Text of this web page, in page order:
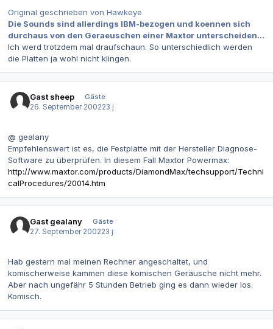
Original geschrieben von Hawkeye
Die Sounds sind allerdings IBM-bezogen und koennen sich
durchaus von den Geraeuschen einer Maxtor unterscheiden...
Ich werd trotzdem mal draufschaun. So unterschiedlich werden
die Platten ja wohl nicht klingen.
Gast sheep
Gäste
26. September 200223 j
@ gealany
Empfehlenswert ist es, die Festplatte mit der Hersteller Diagnose-
Software zu überprüfen. In diesem Fall Maxtor Powermax:
http://www.maxtor.com/products/DiamondMax/techsupport/Techni
calProcedures/20014.htm
Gast gealany
Gäste
27. September 200223 j
Hab gestern mal meinen Rechner angeschaltet, und
komischerweise kammen diese komischen Geräusche nicht mehr.
Aber nach ungefähr 5 Stunden Betrieb ging es dann wieder los.
Komisch.